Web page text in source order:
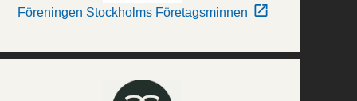
Föreningen Stockholms Företagsminnen